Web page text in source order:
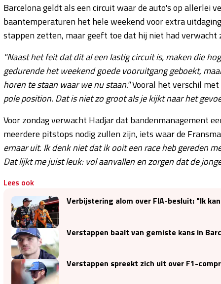
Barcelona geldt als een circuit waar de auto's op allerlei
baantemperaturen het hele weekend voor extra
stappen zetten, maar geeft toe dat hij niet had verwacht
"Naast het feit dat dit al een lastig circuit is, maken die
gedurende het weekend goede vooruitgang geboekt,
horen te staan waar we nu staan."Vooral het verschil
pole position. Dat is niet zo groot als je kijkt naar het
Voor zondag verwacht Hadjar dat bandenmanagement
meerdere pitstops nodig zullen zijn, iets waar de
ernaar uit. Ik denk niet dat ik ooit een race heb gereden
Dat lijkt me juist leuk: vol aanvallen en zorgen dat de
Lees ook
Verbijstering alom over FIA-besluit: "Ik
Verstappen baalt van gemiste kans in
Verstappen spreekt zich uit over F1-